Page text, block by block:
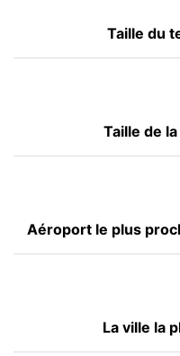
Taille du
Taille de
Aéroport le plus
La ville la